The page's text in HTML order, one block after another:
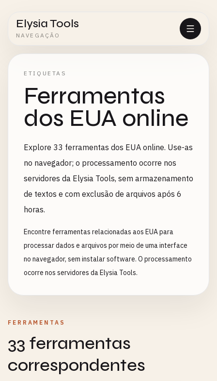
Elysia Tools
NAVEGAÇÃO
ETIQUETAS
Ferramentas
dos EUA online
Explore 33 ferramentas dos EUA online. Use-as
no navegador; o processamento ocorre nos
servidores da Elysia Tools, sem armazenamento
de textos e com exclusão de arquivos após 6
horas.
Encontre ferramentas relacionadas aos EUA para
processar dados e arquivos por meio de uma interface
no navegador, sem instalar software. O processamento
ocorre nos servidores da Elysia Tools.
FERRAMENTAS
33 ferramentas
correspondentes